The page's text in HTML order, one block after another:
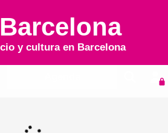
y cultura en Barcelona